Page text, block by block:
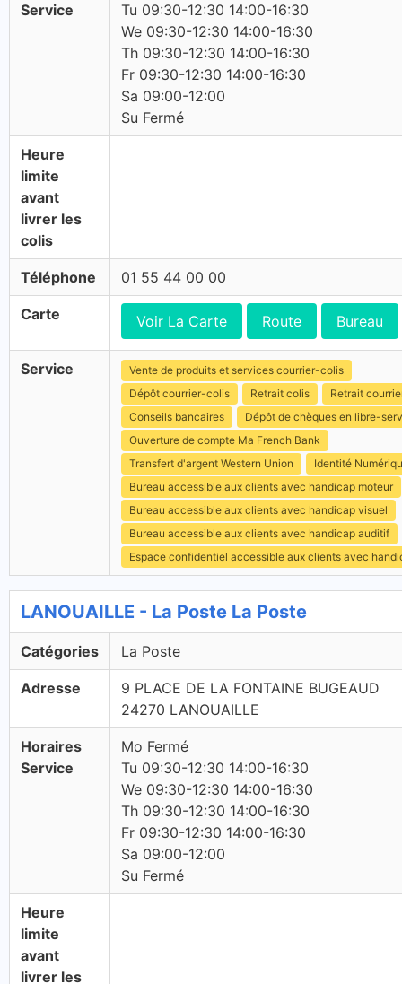
Service
Tu 09:30-12:30 14:00-16:30
We 09:30-12:30 14:00-16:30
Th 09:30-12:30 14:00-16:30
Fr 09:30-12:30 14:00-16:30
Sa 09:00-12:00
Su Fermé
Heure
limite
avant
livrer les
colis
Téléphone 01 55 44 00 00
Carte Voir La Carte Route Bureau
Service
Vente de produits et services courrier-colis
Dépôt courrier-colis
Retrait colis
Retrait
Conseils bancaires
Dépôt de chèques en libre-
Ouverture de compte Ma French Bank
Transfert d'argent Western Union
Identité
Bureau accessible aux clients avec handicap moteur
Bureau accessible aux clients avec handicap visuel
Bureau accessible aux clients avec handicap auditif
Espace confidentiel accessible aux clients avec
LANOUAILLE - La Poste La Poste
Catégories La Poste
Adresse
9 PLACE DE LA FONTAINE BUGEAUD
24270 LANOUAILLE
Horaires
Service
Mo Fermé
Tu 09:30-12:30 14:00-16:30
We 09:30-12:30 14:00-16:30
Th 09:30-12:30 14:00-16:30
Fr 09:30-12:30 14:00-16:30
Sa 09:00-12:00
Su Fermé
Heure
limite
avant
livrer les